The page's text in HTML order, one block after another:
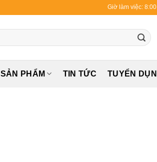
Giờ làm việc:
SẢN PHẨM TIN TỨC TUYỂN